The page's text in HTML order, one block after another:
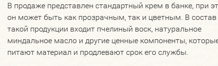
В продаже представлен стандартный крем в банке, при
он может быть как прозрачным, так и цветным. В состав
такой продукции входит пчелиный воск, натуральное
миндальное масло и другие ценные компоненты,
питают материал и продлевают срок его службы.